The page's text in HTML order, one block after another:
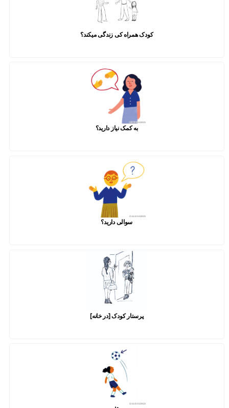
کودک همراه کی زندگی میکند؟
به کمک نیاز دارید؟
سوالی دارید؟
پرستار کودک [در خانه]